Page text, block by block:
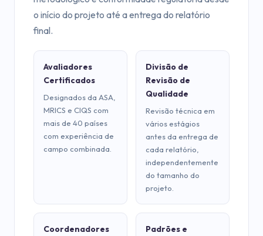
o início do projeto até a entrega do relatório
final.
Avaliadores
Certificados
Designados da ASA,
MRICS e CIQS com
mais de 40 países
com experiência de
campo combinada.
Divisão de
Revisão de
Qualidade
Revisão técnica em
vários estágios
antes da entrega de
cada relatório,
independentemente
do tamanho do
projeto.
Coordenadores
Padrões e